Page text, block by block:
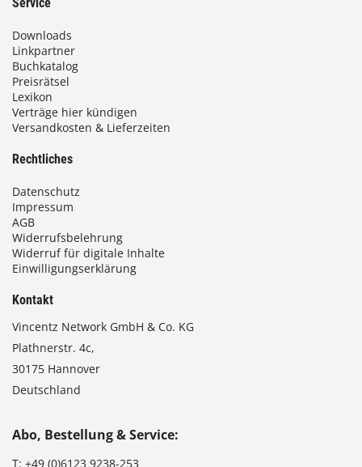
Downloads
Linkpartner
Buchkatalog
Preisrätsel
Lexikon
Verträge hier kündigen
Versandkosten & Lieferzeiten
Rechtliches
Datenschutz
Impressum
AGB
Widerrufsbelehrung
Widerruf für digitale Inhalte
Einwilligungserklärung
Kontakt
Vincentz Network GmbH & Co. KG
Plathnerstr. 4c,
30175 Hannover
Deutschland
Abo, Bestellung & Service:
T: +49 (0)6123 9238-253